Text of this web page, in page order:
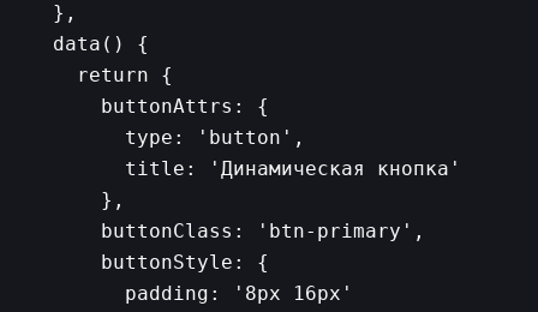
  },
  data() {
    return {
      buttonAttrs: {
        type: 'button',
        title: 'Динамическая кнопка'
      },
      buttonClass: 'btn-primary',
      buttonStyle: {
        padding: '8px 16px'